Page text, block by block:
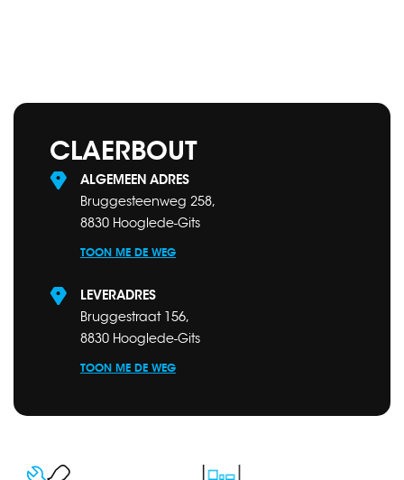
CLAERBOUT
ALGEMEEN ADRES
Bruggesteenweg 258,
8830 Hooglede-Gits
TOON ME DE WEG
LEVERADRES
Bruggestraat 156,
8830 Hooglede-Gits
TOON ME DE WEG